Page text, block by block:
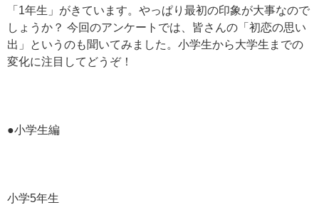
「1年生」がきています。やっぱり最初の印象が大事なので
しょうか？ 今回のアンケートでは、皆さんの「初恋の思い
出」というのも聞いてみました。小学生から大学生までの
変化に注目してどうぞ！
●小学生編
小学5年生